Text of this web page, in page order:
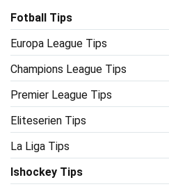
Fotball Tips
Europa League Tips
Champions League Tips
Premier League Tips
Eliteserien Tips
La Liga Tips
Ishockey Tips